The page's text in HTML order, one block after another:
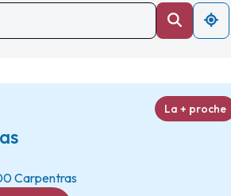
La + proche
Carpentras